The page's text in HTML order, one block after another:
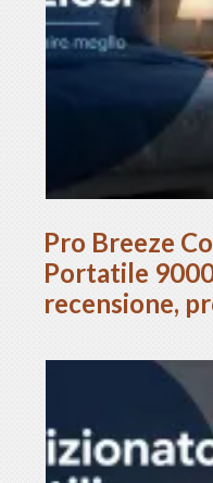
Pro Breeze
Portatile
recensione,